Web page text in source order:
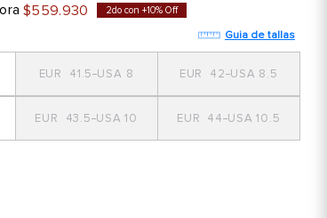
$559.930 2do con +10% Off
Guia de tallas
8
41.5 8.5
42
10
43.5 10.5
44